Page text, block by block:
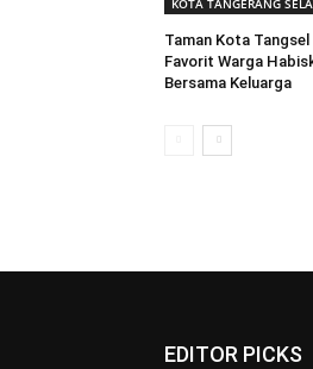
KOTA TANGERANG
Taman Kota
Favorit Warga
Bersama Keluarga
EDITOR PICKS